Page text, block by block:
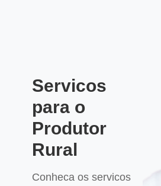
Servicos
para o
Produtor
Rural
Conheca os servicos